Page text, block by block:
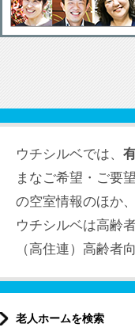
ウチシルベでは、
まなご希望・ご要
の空室情報のほか
ウチシルベは高齢
（高住連）高齢
老人ホームを検索